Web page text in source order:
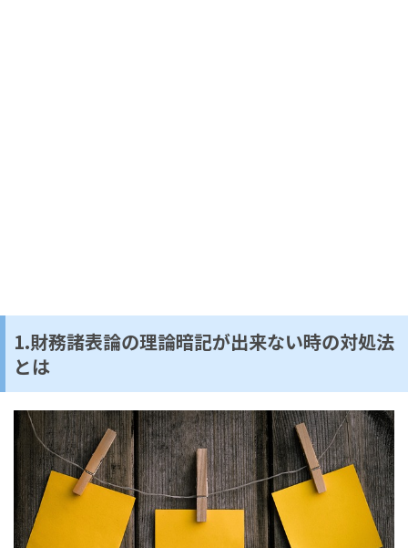
1.財務諸表論の理論暗記が出来ない時の対処法
とは